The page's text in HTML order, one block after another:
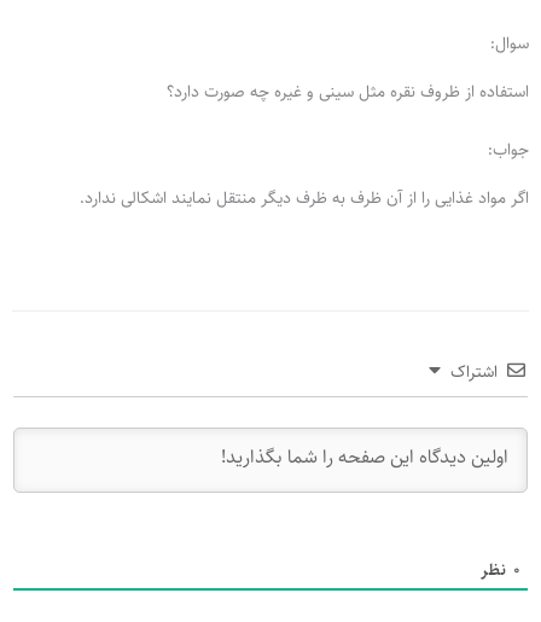
سوال:
استفاده از ظروف نقره مثل سینی و غیره چه صورت دارد؟
جواب:
اگر مواد غذایی را از آن ظرف به ظرف دیگر منتقل نمایند اشکالی ندارد.
اشتراک
0 نظر